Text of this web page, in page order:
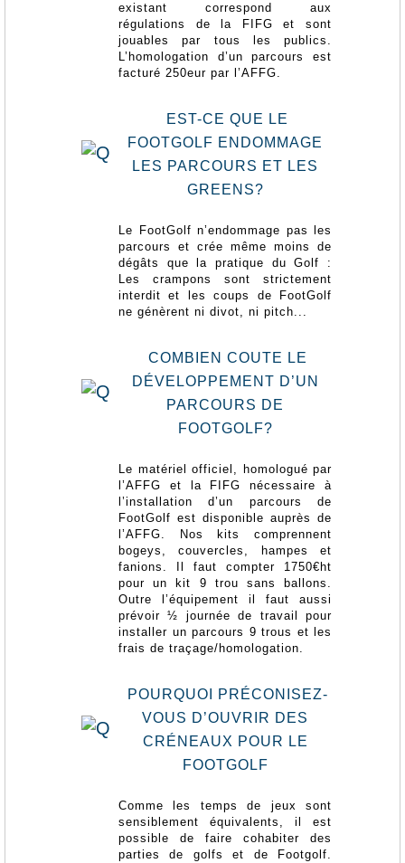
existant correspond aux
régulations de la FIFG et sont
jouables par tous les publics.
L’homologation d’un parcours est
facturé 250eur par l’AFFG.
EST-CE QUE LE
FOOTGOLF ENDOMMAGE
LES PARCOURS ET LES
GREENS?
Le FootGolf n’endommage pas les
parcours et crée même moins de
dégâts que la pratique du Golf :
Les crampons sont strictement
interdit et les coups de FootGolf
ne génèrent ni divot, ni pitch...
COMBIEN COUTE LE
DÉVELOPPEMENT D’UN
PARCOURS DE
FOOTGOLF?
Le matériel officiel, homologué par
l’AFFG et la FIFG nécessaire à
l’installation d’un parcours de
FootGolf est disponible auprès de
l’AFFG. Nos kits comprennent
bogeys, couvercles, hampes et
fanions. Il faut compter 1750€ht
pour un kit 9 trou sans ballons.
Outre l’équipement il faut aussi
prévoir ½ journée de travail pour
installer un parcours 9 trous et les
frais de traçage/homologation.
POURQUOI PRÉCONISEZ-
VOUS D’OUVRIR DES
CRÉNEAUX POUR LE
FOOTGOLF
Comme les temps de jeux sont
sensiblement équivalents, il est
possible de faire cohabiter des
parties de golfs et de Footgolf.